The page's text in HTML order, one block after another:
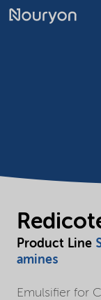
Product Line
amines
Emulsifier for